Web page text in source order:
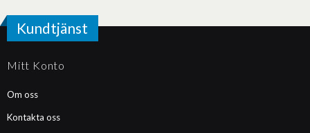
Kundtjänst
Mitt Konto
Om oss
Kontakta oss